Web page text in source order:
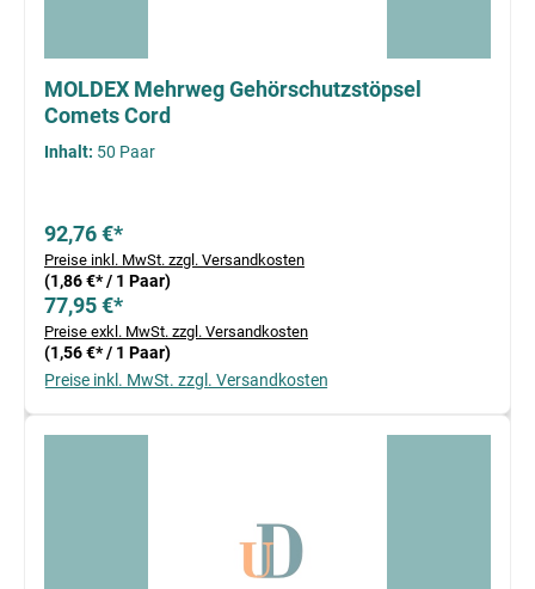
MOLDEX Mehrweg Gehörschutzstöpsel
Comets Cord
Inhalt: 50 Paar
92,76 €*
Preise inkl. MwSt. zzgl. Versandkosten
(1,86 €* / 1 Paar)
77,95 €*
Preise exkl. MwSt. zzgl. Versandkosten
(1,56 €* / 1 Paar)
Preise inkl. MwSt. zzgl. Versandkosten